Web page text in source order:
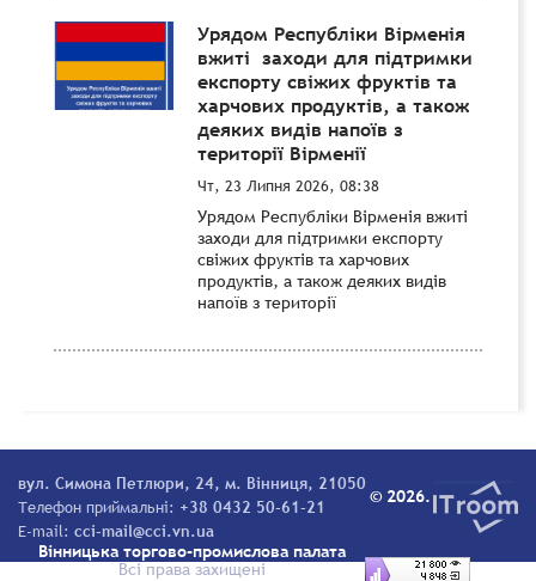
Урядом Республіки Вірменія
вжиті заходи для підтримки
експорту свіжих фруктів та
харчових продуктів, а також
деяких видів напоїв з
території Вірменії
Чт, 23 Липня 2026, 08:38
Урядом Республіки Вірменія вжиті
заходи для підтримки експорту
свіжих фруктів та харчових
продуктів, а також деяких видів
напоїв з території
вул. Симона Петлюри, 24, м. Вінниця, 21050
Телефон приймальні: +38 0432 50-61-21
E-mail: cci-mail@cci.vn.ua
© 2026.
Вінницька торгово-промислова палата
Всі права захищені